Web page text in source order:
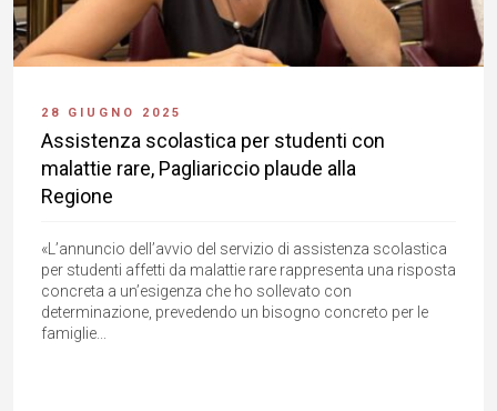
28 GIUGNO 2025
Assistenza scolastica per studenti con
malattie rare, Pagliariccio plaude alla
Regione
«L’annuncio dell’avvio del servizio di assistenza scolastica
per studenti affetti da malattie rare rappresenta una risposta
concreta a un’esigenza che ho sollevato con
determinazione, prevedendo un bisogno concreto per le
famiglie...